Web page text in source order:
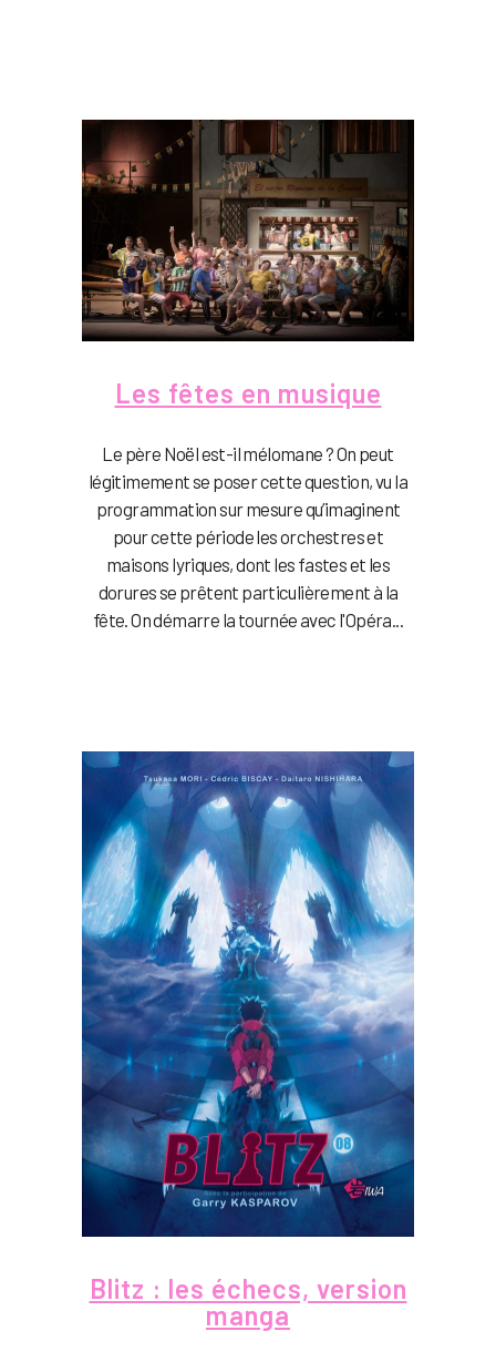
Les fêtes en musique
Le père Noël est-il mélomane ? On peut
légitimement se poser cette question, vu la
programmation sur mesure qu’imaginent
pour cette période les orchestres et
maisons lyriques, dont les fastes et les
dorures se prêtent particulièrement à la
fête. On démarre la tournée avec l'Opéra...
Blitz : les échecs, version
manga